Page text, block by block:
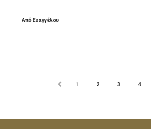
ένα LIVE στην σελίδα μας
ΑπόΕυαγγέλου
ΠΡΟΗΓ
1 2 3 4